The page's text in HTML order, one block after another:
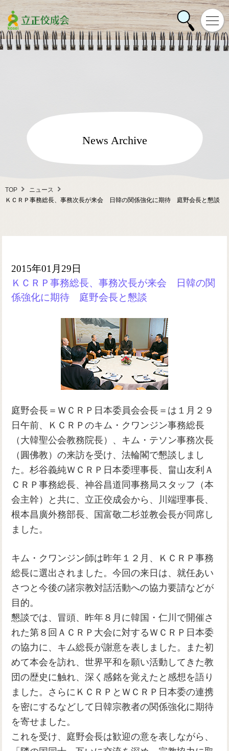
News Archive
TOP
ニュース
ＫＣＲＰ事務総長、事務次長が来会 日韓の関係強化に期待 庭野会長と懇談
2015年01月29日
ＫＣＲＰ事務総長、事務次長が来会 日韓の関
係強化に期待 庭野会長と懇談
庭野会長＝ＷＣＲＰ日本委員会会長＝は１月２９
日午前、ＫＣＲＰのキム・クワンジン事務総長
（大韓聖公会教務院長）、キム・テソン事務次長
（圓佛教）の来訪を受け、法輪閣で懇談しまし
た。杉谷義純ＷＣＲＰ日本委理事長、畠山友利Ａ
ＣＲＰ事務総長、神谷昌道同事務局スタッフ（本
会主幹）と共に、立正佼成会から、川端理事長、
根本昌廣外務部長、国富敬二杉並教会長が同席し
ました。
キム・クワンジン師は昨年１２月、ＫＣＲＰ事務
総長に選出されました。今回の来日は、就任あい
さつと今後の諸宗教対話活動への協力要請などが
目的。
懇談では、冒頭、昨年８月に韓国・仁川で開催さ
れた第８回ＡＣＲＰ大会に対するＷＣＲＰ日本委
の協力に、キム総長が謝意を表しました。また初
めて本会を訪れ、世界平和を願い活動してきた教
団の歴史に触れ、深く感銘を覚えたと感想を語り
ました。さらにＫＣＲＰとＷＣＲＰ日本委の連携
を密にするなどして日韓宗教者の関係強化に期待
を寄せました。
これを受け、庭野会長は歓迎の意を表しながら、